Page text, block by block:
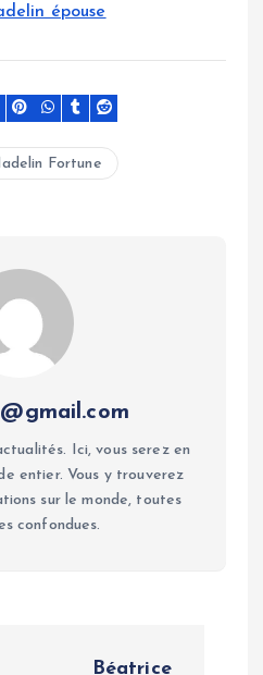
épouse
Fortune
Ici, vous serez en
entier. Vous y trouverez
sur le monde, toutes
confondues.
Béatrice